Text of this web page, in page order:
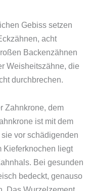
Gebiss setzen
acht
Backenzähnen
Weisheitszähne, die
durchbrechen.
Zahnkrone, dem
ist mit dem
vor schädigenden
Kieferknochen liegt
Bei gesunden
bedeckt, genauso